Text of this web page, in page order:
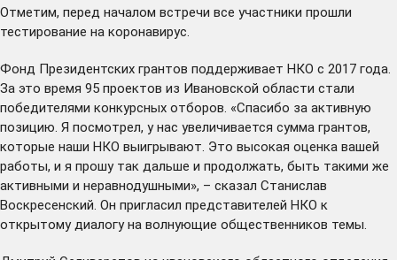
Отметим, перед началом встречи все участники прошли
тестирование на коронавирус.
Фонд Президентских грантов поддерживает НКО с 2017 года.
За это время 95 проектов из Ивановской области стали
победителями конкурсных отборов. «Спасибо за активную
позицию. Я посмотрел, у нас увеличивается сумма грантов,
которые наши НКО выигрывают. Это высокая оценка вашей
работы, и я прошу так дальше и продолжать, быть такими же
активными и неравнодушными», – сказал Станислав
Воскресенский. Он пригласил представителей НКО к
открытому диалогу на волнующие общественников темы.